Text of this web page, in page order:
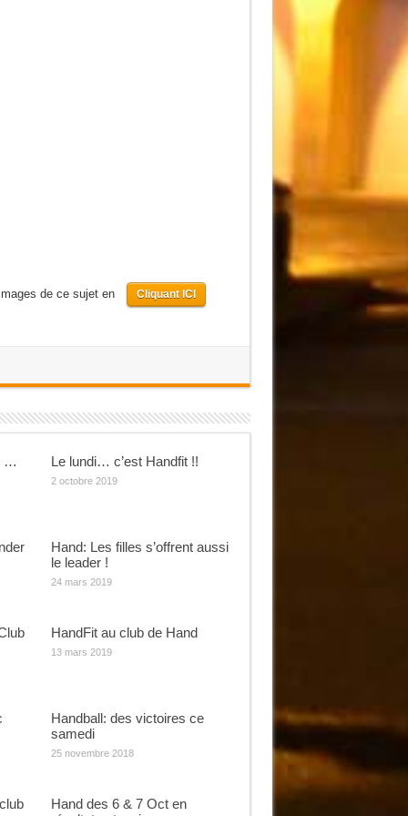
de ce sujet en Cliquant ICI
… Le lundi… c’est Handfit !!
2 octobre 2019
Hand: Les filles s’offrent aussi
le leader !
24 mars 2019
HandFit au club de Hand
13 mars 2019
Handball: des victoires ce
samedi
25 novembre 2018
Hand des 6 & 7 Oct en